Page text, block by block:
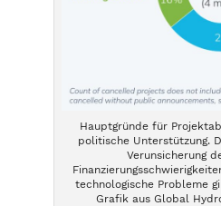
Hauptgründe für
politische Unterstützung.
Verunsicherung
technologische Probleme
Grafik aus Global